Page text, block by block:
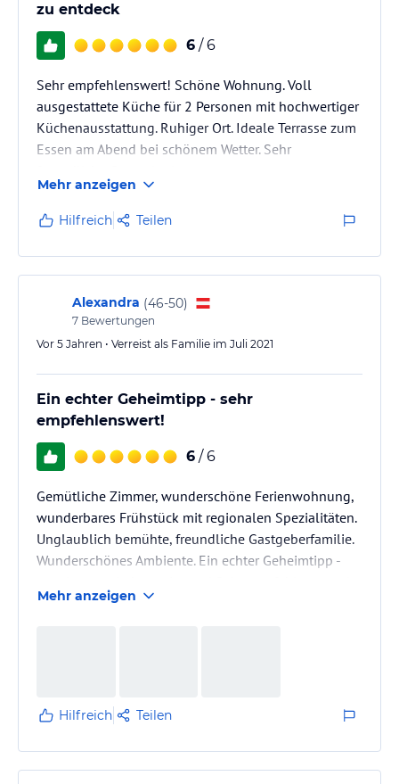
zu entdeck
6 / 6
Sehr empfehlenswert! Schöne Wohnung. Voll
ausgestattete Küche für 2 Personen mit hochwertiger
Küchenausstattung. Ruhiger Ort. Ideale Terrasse zum
Essen am Abend bei schönem Wetter. Sehr
Mehr anzeigen
Hilfreich Teilen
Alexandra (46-50)
7 Bewertungen
Vor 5 Jahren • Verreist als Familie im Juli 2021
Ein echter Geheimtipp - sehr
empfehlenswert!
6 / 6
Gemütliche Zimmer, wunderschöne Ferienwohnung,
wunderbares Frühstück mit regionalen Spezialitäten.
Unglaublich bemühte, freundliche Gastgeberfamilie.
Wunderschönes Ambiente. Ein echter Geheimtipp -
Mehr anzeigen
Hilfreich Teilen